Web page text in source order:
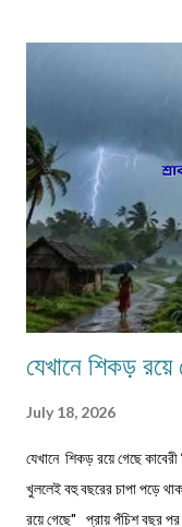
যেখানে শিকড়
July 18, 2026
যেখানে শিকড় রয়ে গেছে
খুললেই বহু বছরের চাপা পড়ে
রয়ে গেছে" প্রায় পঁচিশ বছর পর